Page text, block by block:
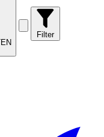
Filter